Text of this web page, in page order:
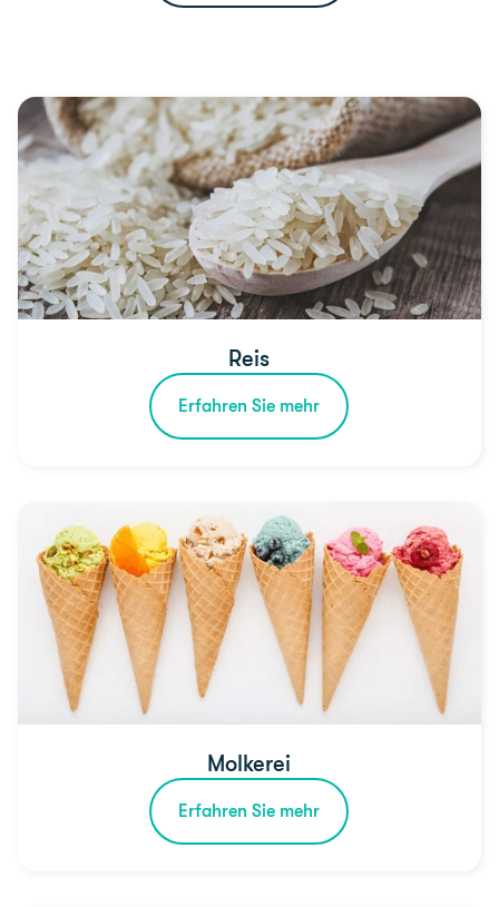
Reis
Erfahren Sie mehr
Molkerei
Erfahren Sie mehr